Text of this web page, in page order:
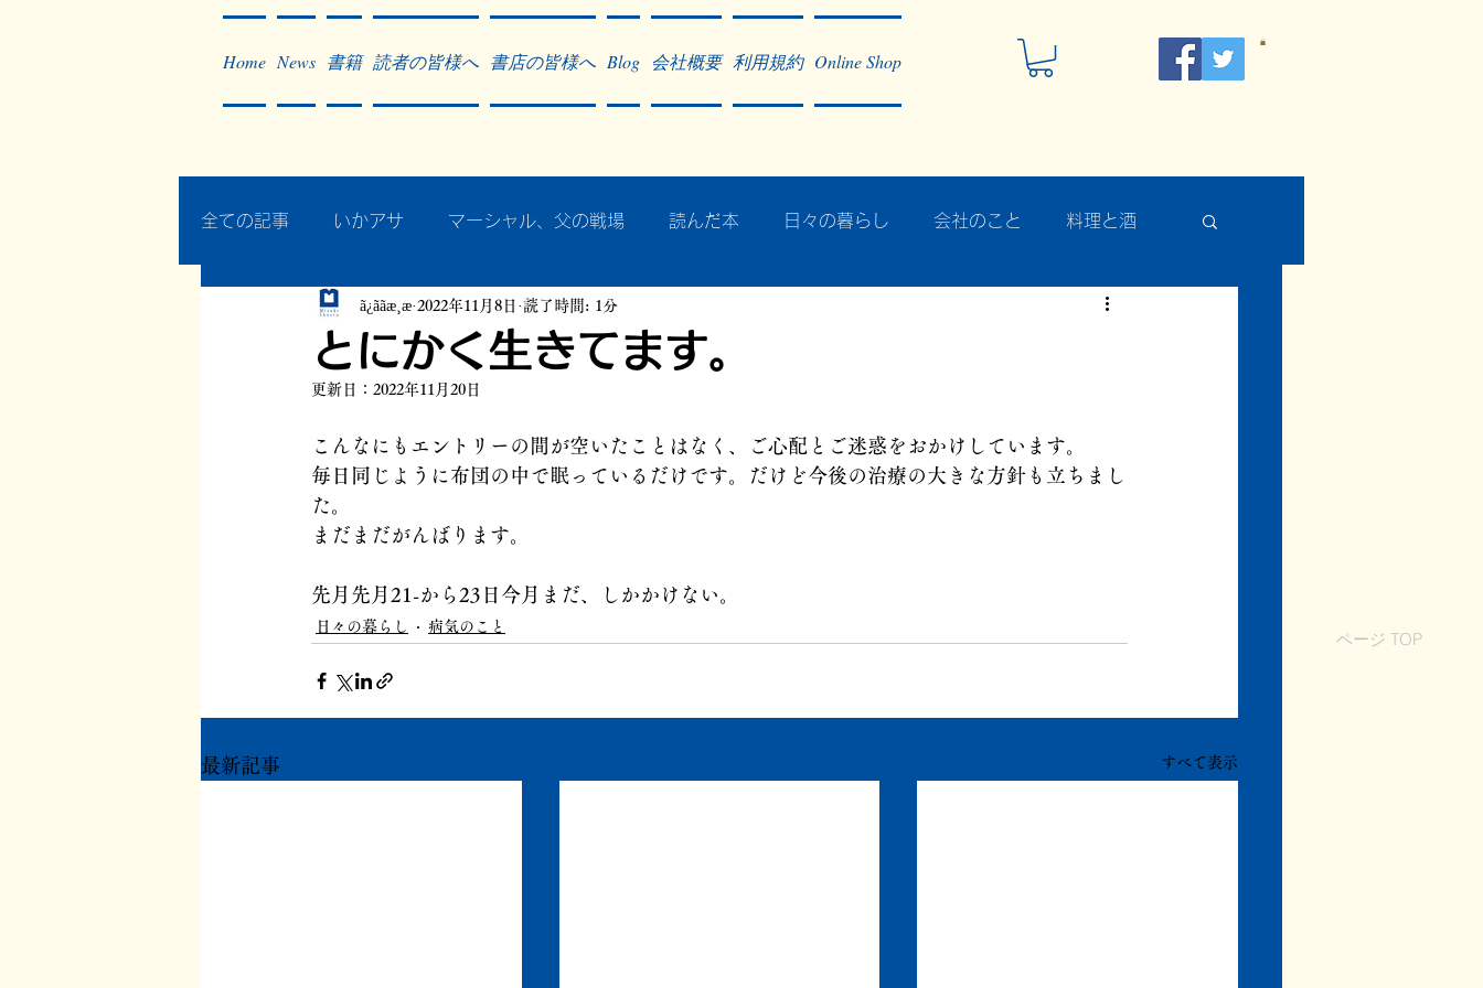
Home News 書籍 読者の皆様へ 書店の皆様へ Blog 会社概要 利用規約 Online Shop
ページ TOP
全ての記事 いかアサ マーシャル、父の戦場 読んだ本 日々の暮らし 会社のこと 料理と酒
秘蔵写真200枚でたどるアジア・太平洋戦争
作った本・作っている本
とにかく生きてます。
ã¿ããæ¸æ 2022年11月8日 読了時間: 1分
更新日： 2022年11月20日
こんなにもエントリーの間が空いたことはなく、ご心配とご迷惑をおかけしています。
毎日同じように布団の中で眠っているだけです。だけど今後の治療の大きな方針も立ちまし
た。
まだまだがんばります。
先月先月21-から23日今月まだ、しかかけない。
日々の暮らし 病気のこと
最新記事 すべて表示